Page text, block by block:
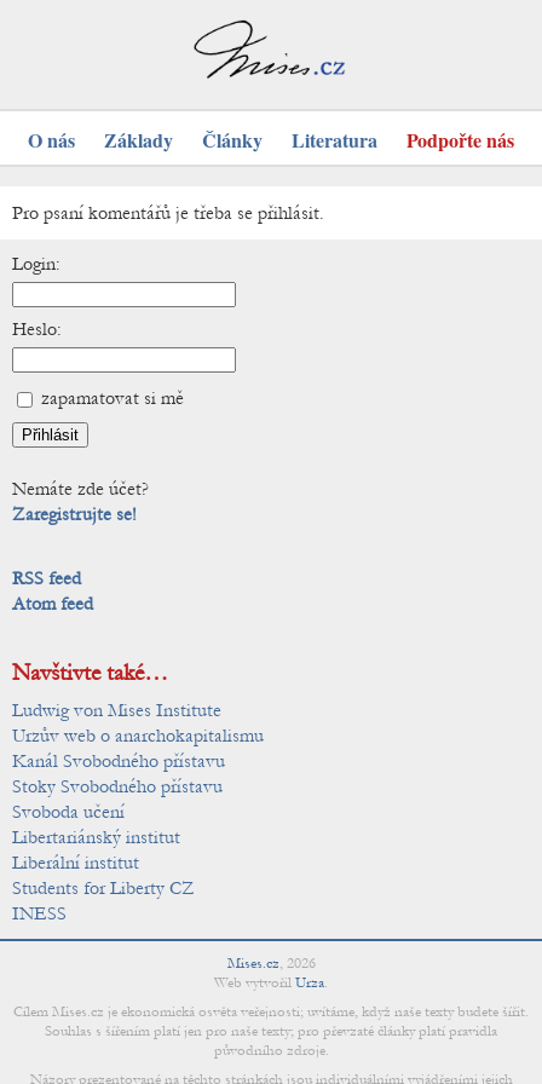
O nás Základy Články Literatura Podpořte nás
Pro psaní komentářů je třeba se přihlásit.
Login:
Heslo:
zapamatovat si mě
Nemáte zde účet?
Zaregistrujte se!
RSS feed
Atom feed
Navštivte také…
Ludwig von Mises Institute
Urzův web o anarchokapitalismu
Kanál Svobodného přístavu
Stoky Svobodného přístavu
Svoboda učení
Libertariánský institut
Liberální institut
Students for Liberty CZ
INESS
Mises.cz, 2026
Web vytvořil Urza.
Cílem Mises.cz je ekonomická osvěta veřejnosti; uvítáme, když naše texty budete šířit.
Souhlas s šířením platí jen pro naše texty; pro převzaté články platí pravidla
původního zdroje.
Názory prezentované na těchto stránkách jsou individuálními vyjádřeními jejich